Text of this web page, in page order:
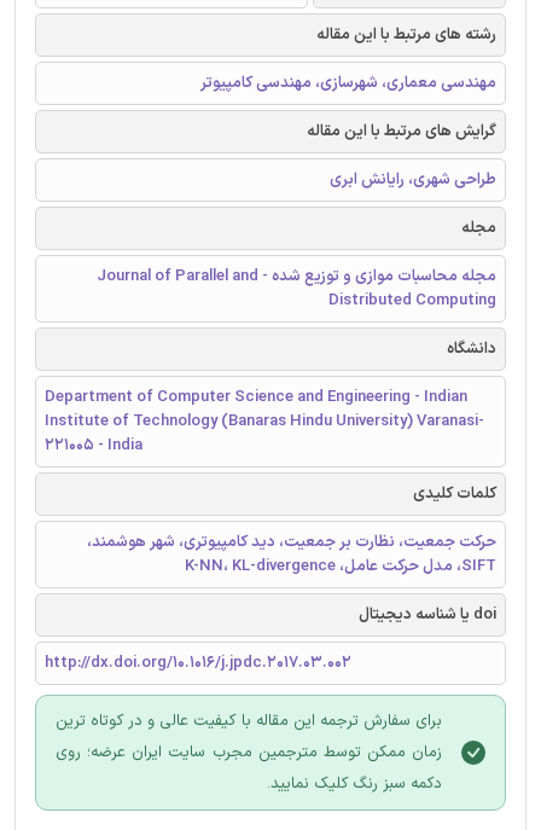
رشته های مرتبط با این مقاله
مهندسی معماری، شهرسازی، مهندسی کامپیوتر
گرایش های مرتبط با این مقاله
طراحی شهری، رایانش ابری
مجله
مجله محاسبات موازی و توزیع شده - Journal of Parallel and
Distributed Computing
دانشگاه
Department of Computer Science and Engineering - Indian
Institute of Technology (Banaras Hindu University) Varanasi-
221005 - India
کلمات کلیدی
حرکت جمعیت، نظارت بر جمعیت، دید کامپیوتری، شهر هوشمند،
SIFT، مدل حرکت عامل، K-NN، KL-divergence
doi یا شناسه دیجیتال
http://dx.doi.org/10.1016/j.jpdc.2017.03.002
برای سفارش ترجمه این مقاله با کیفیت عالی و در کوتاه ترین
زمان ممکن توسط مترجمین مجرب سایت ایران عرضه؛ روی
دکمه سبز رنگ کلیک نمایید.